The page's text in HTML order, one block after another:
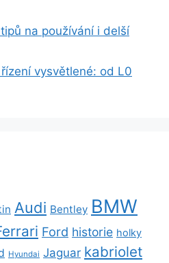
na používání i delší
vysvětlené: od L0
Audi Bentley BMW
Ford historie holky
Hyundai Jaguar kabriolet